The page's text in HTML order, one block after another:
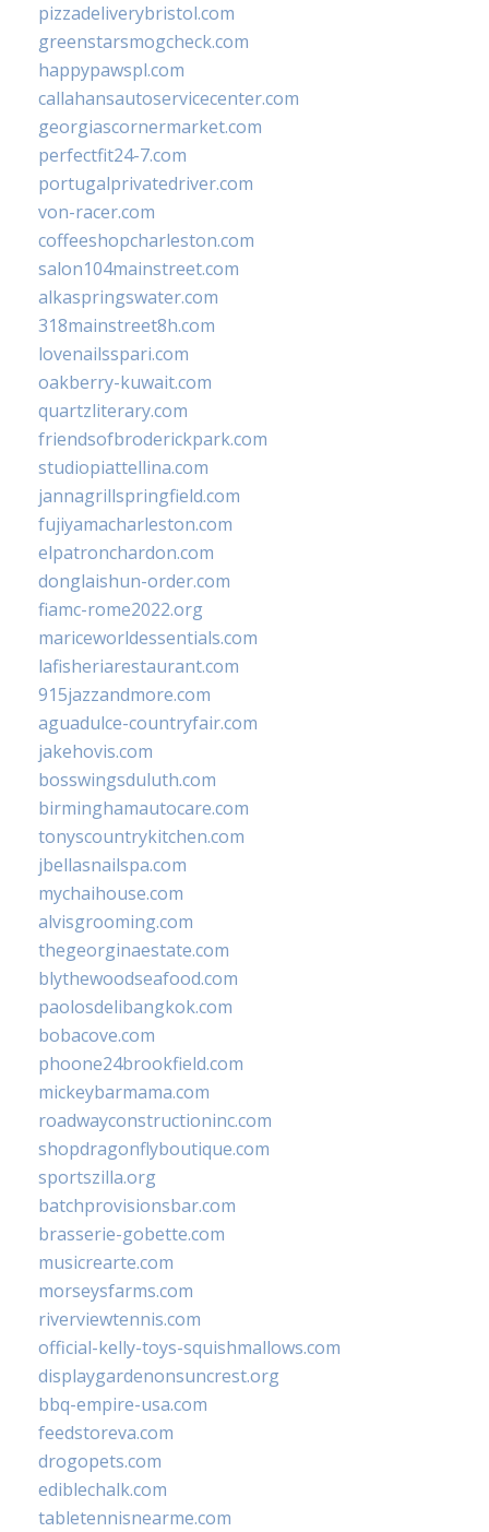
pizzadeliverybristol.com
greenstarsmogcheck.com
happypawspl.com
callahansautoservicecenter.com
georgiascornermarket.com
perfectfit24-7.com
portugalprivatedriver.com
von-racer.com
coffeeshopcharleston.com
salon104mainstreet.com
alkaspringswater.com
318mainstreet8h.com
lovenailsspari.com
oakberry-kuwait.com
quartzliterary.com
friendsofbroderickpark.com
studiopiattellina.com
jannagrillspringfield.com
fujiyamacharleston.com
elpatronchardon.com
donglaishun-order.com
fiamc-rome2022.org
mariceworldessentials.com
lafisheriarestaurant.com
915jazzandmore.com
aguadulce-countryfair.com
jakehovis.com
bosswingsduluth.com
birminghamautocare.com
tonyscountrykitchen.com
jbellasnailspa.com
mychaihouse.com
alvisgrooming.com
thegeorginaestate.com
blythewoodseafood.com
paolosdelibangkok.com
bobacove.com
phoone24brookfield.com
mickeybarmama.com
roadwayconstructioninc.com
shopdragonflyboutique.com
sportszilla.org
batchprovisionsbar.com
brasserie-gobette.com
musicrearte.com
morseysfarms.com
riverviewtennis.com
official-kelly-toys-squishmallows.com
displaygardenonsuncrest.org
bbq-empire-usa.com
feedstoreva.com
drogopets.com
ediblechalk.com
tabletennisnearme.com